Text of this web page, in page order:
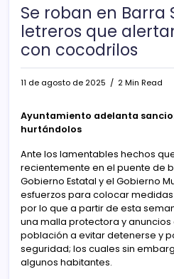
Se roban en Barra
letreros que
con cocodrilos
11 de agosto de 2025 2 Min Read
Ayuntamiento adelanta
hurtándolos
Ante los lamentables hechos
recientemente en el puente de
Gobierno Estatal y el Gobierno
esfuerzos para colocar
por lo que a partir de esta
una malla protectora y anuncios
población a evitar detenerse y
seguridad; los cuales sin
algunos habitantes.